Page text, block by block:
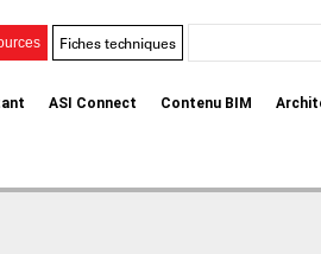
Fiches techniques
ASI Connect Contenu BIM